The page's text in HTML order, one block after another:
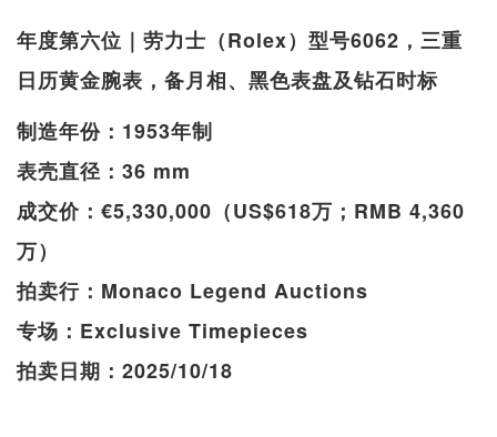
年度第六位｜劳力士（Rolex）型号6062，三重
日历黄金腕表，备月相、黑色表盘及钻石时标
制造年份：1953年制
表壳直径：36 mm
成交价：€5,330,000（US$618万；RMB 4,360
万）
拍卖行：Monaco Legend Auctions
专场：Exclusive Timepieces
拍卖日期：2025/10/18